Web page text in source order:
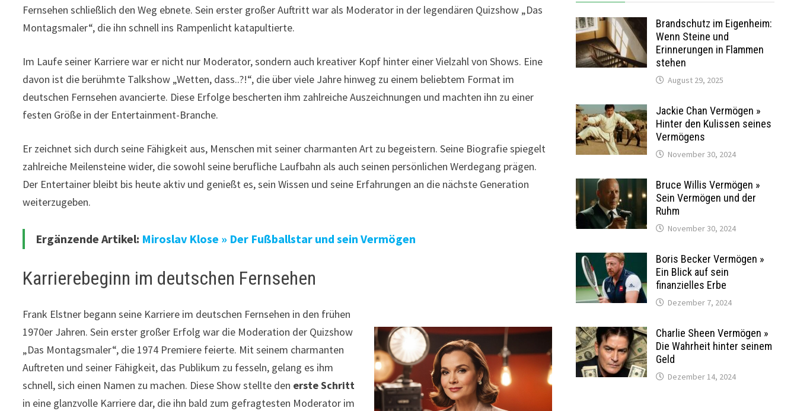
Fernsehen schließlich den Weg ebnete. Sein erster großer Auftritt war als Moderator in der legendären Quizshow „Das
Montagsmaler“, die ihn schnell ins Rampenlicht katapultierte.
Im Laufe seiner Karriere war er nicht nur Moderator, sondern auch kreativer Kopf hinter einer Vielzahl von Shows. Eine
davon ist die berühmte Talkshow „Wetten, dass..?!“, die über viele Jahre hinweg zu einem beliebtem Format im
deutschen Fernsehen avancierte. Diese Erfolge bescherten ihm zahlreiche Auszeichnungen und machten ihn zu einer
festen Größe in der Entertainment-Branche.
Er zeichnet sich durch seine Fähigkeit aus, Menschen mit seiner charmanten Art zu begeistern. Seine Biografie spiegelt
zahlreiche Meilensteine wider, die sowohl seine berufliche Laufbahn als auch seinen persönlichen Werdegang prägen.
Der Entertainer bleibt bis heute aktiv und genießt es, sein Wissen und seine Erfahrungen an die nächste Generation
weiterzugeben.
Ergänzende Artikel: Miroslav Klose » Der Fußballstar und sein Vermögen
Karrierebeginn im deutschen Fernsehen
Frank Elstner begann seine Karriere im deutschen Fernsehen in den frühen
1970er Jahren. Sein erster großer Erfolg war die Moderation der Quizshow
„Das Montagsmaler“, die 1974 Premiere feierte. Mit seinem charmanten
Auftreten und seiner Fähigkeit, das Publikum zu fesseln, gelang es ihm
schnell, sich einen Namen zu machen. Diese Show stellte den erste Schritt
in eine glanzvolle Karriere dar, die ihn bald zum gefragtesten Moderator im
Brandschutz im Eigenheim:
Wenn Steine und
Erinnerungen in Flammen
stehen
August 29, 2025
Jackie Chan Vermögen »
Hinter den Kulissen seines
Vermögens
November 30, 2024
Bruce Willis Vermögen »
Sein Vermögen und der
Ruhm
November 30, 2024
Boris Becker Vermögen »
Ein Blick auf sein
finanzielles Erbe
Dezember 7, 2024
Charlie Sheen Vermögen »
Die Wahrheit hinter seinem
Geld
Dezember 14, 2024